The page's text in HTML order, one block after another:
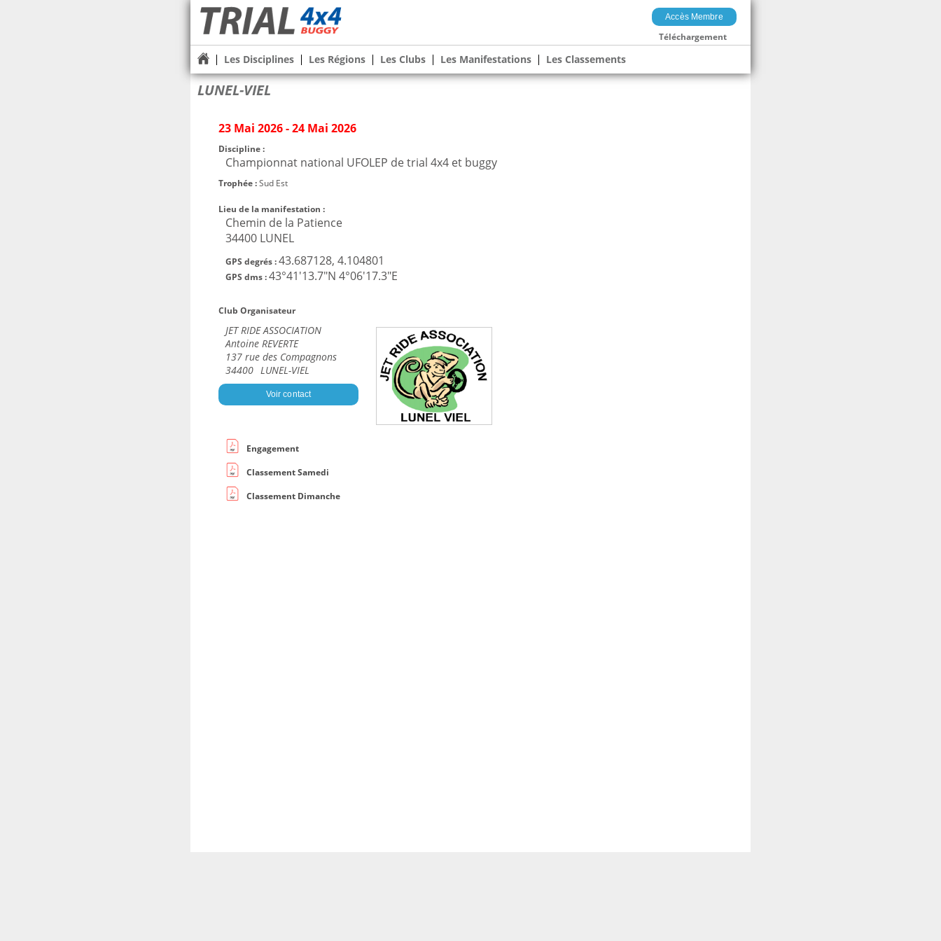
Accès Membre
Téléchargement
Les Disciplines Les Régions Les Clubs Les Manifestations Les Classements
LUNEL-VIEL
23 Mai 2026 - 24 Mai 2026
Discipline :
Championnat national UFOLEP de trial 4x4 et buggy
Trophée :Sud Est
Lieu de la manifestation :
Chemin de la Patience
34400 LUNEL
GPS degrés :43.687128, 4.104801
GPS dms :43°41'13.7"N 4°06'17.3"E
Club Organisateur
JET RIDE ASSOCIATION
Antoine REVERTE
137 rue des Compagnons
34400 LUNEL-VIEL
Voir contact
Engagement
Classement Samedi
Classement Dimanche